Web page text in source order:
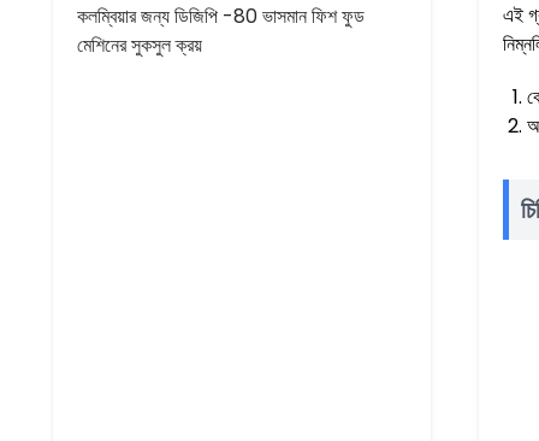
কলম্বিয়ার জন্য ডিজিপি -80 ভাসমান ফিশ ফুড
মেশিনের সুকসুল ক্রয়
এই